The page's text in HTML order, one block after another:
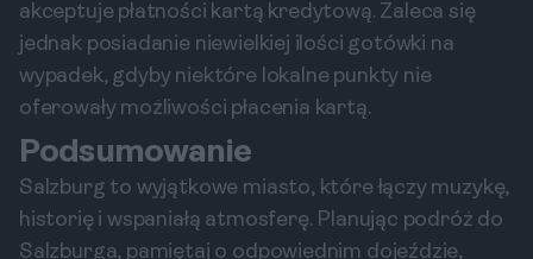
akceptuje płatności kartą kredytową. Zaleca się
jednak posiadanie niewielkiej ilości gotówki na
wypadek, gdyby niektóre lokalne punkty nie
oferowały możliwości płacenia kartą.
Podsumowanie
Salzburg to wyjątkowe miasto, które łączy muzykę,
historię i wspaniałą atmosferę. Planując podróż do
Salzburga, pamiętaj o odpowiednim dojeździe,